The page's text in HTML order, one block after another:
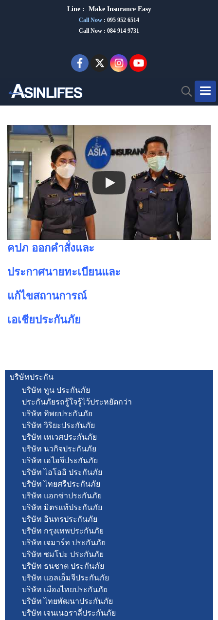
Line : Make Insurance Easy
Call Now : 095 952 6514
Call Now : 084 914 9731
คปภ ออกคำสั่งและ
ประกาศนายทะเบียนและ
แก้ไขสถานการณ์
เอเชียประกันภัย
บริษัทประกัน
บริษัท ทูน ประกันภัย
ประกันภัยรถรู้ใจรู้ไว้ประหยัดกว่า
บริษัท ทิพยประกันภัย
บริษัท วิริยะประกันภัย
บริษัท เทเวศประกันภัย
บริษัท นวกิจประกันภัย
บริษัท เอไอจีประกันภัย
บริษัท ไอโออิ ประกันภัย
บริษัท ไทยศรีประกันภัย
บริษัท แอกซ่าประกันภัย
บริษัท มิตรแท้ประกันภัย
บริษัท อินทรประกันภัย
บริษัท กรุงเทพประกันภัย
บริษัท เจมาร์ท ประกันภัย
บริษัท ซมโปะ ประกันภัย
บริษัท ธนชาต ประกันภัย
บริษัท แอลเอ็มจีประกันภัย
บริษัท เมืองไทยประกันภัย
บริษัท ไทยพัฒนาประกันภัย
บริษัท เจนเนอราลี่ประกันภัย